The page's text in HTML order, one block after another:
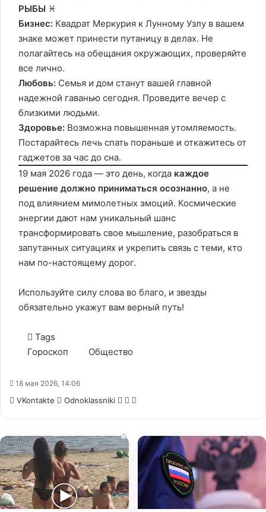
РЫБЫ ♓️
Бизнес: Квадрат Меркурия к Лунному Узлу в вашем
знаке может принести путаницу в делах. Не
полагайтесь на обещания окружающих, проверяйте
все лично.
Любовь: Семья и дом станут вашей главной
надежной гаванью сегодня. Проведите вечер с
близкими людьми.
Здоровье: Возможна повышенная утомляемость.
Постарайтесь лечь спать пораньше и откажитесь от
гаджетов за час до сна.
19 мая 2026 года — это день, когда каждое
решение должно приниматься осознанно, а не
под влиянием мимолетных эмоций. Космические
энергии дают нам уникальный шанс
трансформировать свое мышление, разобраться в
запутанных ситуациях и укрепить связь с теми, кто
нам по-настоящему дорог.
Используйте силу слова во благо, и звезды
обязательно укажут вам верный путь!
Tags
Гороскоп
Общество
18 мая 2026, 14:06
VKontakte Odnoklassniki WhatsApp
Telegram
i